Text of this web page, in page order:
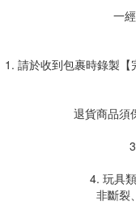
一
1. 請於收到包裹時錄製
退貨商品須
4. 玩具
非斷裂